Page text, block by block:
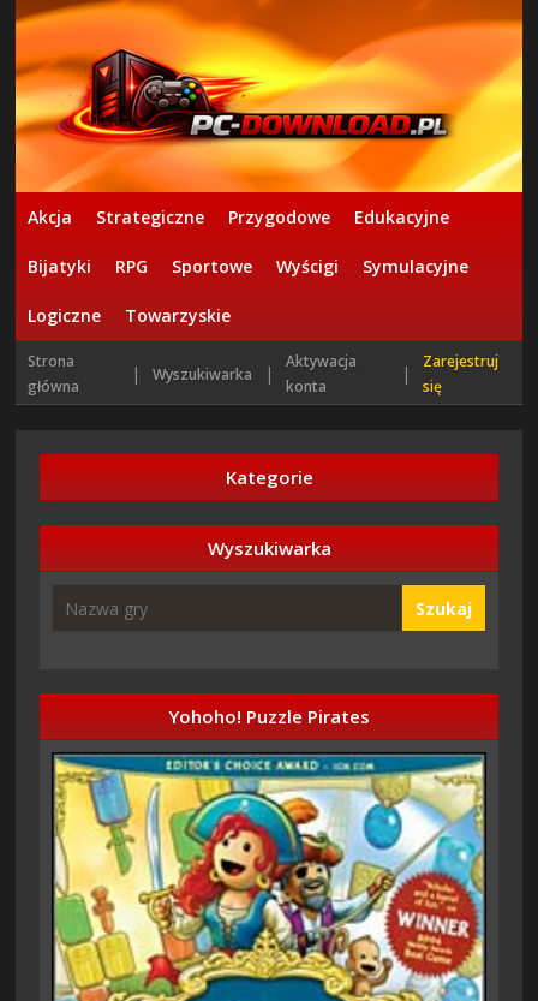
Akcja Strategiczne Przygodowe Edukacyjne
Bijatyki RPG Sportowe Wyścigi Symulacyjne
Logiczne Towarzyskie
Strona
główna
| Wyszukiwarka |
Aktywacja
konta
|
Zarejestruj
się
Kategorie
Wyszukiwarka
Szukaj
Yohoho! Puzzle Pirates